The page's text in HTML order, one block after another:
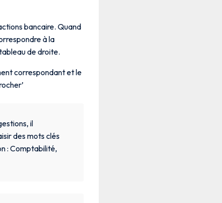
bancaire. Quand
à la
de droite.
correspondant et le
il
des mots clés
: Comptabilité,